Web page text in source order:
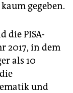
gegeben.
die PISA-
2017, in dem
als 10
und